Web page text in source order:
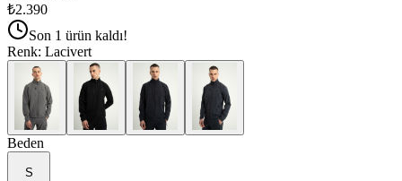
₺2.390
Son 1 ürün kaldı!
Renk: Lacivert
Beden
S